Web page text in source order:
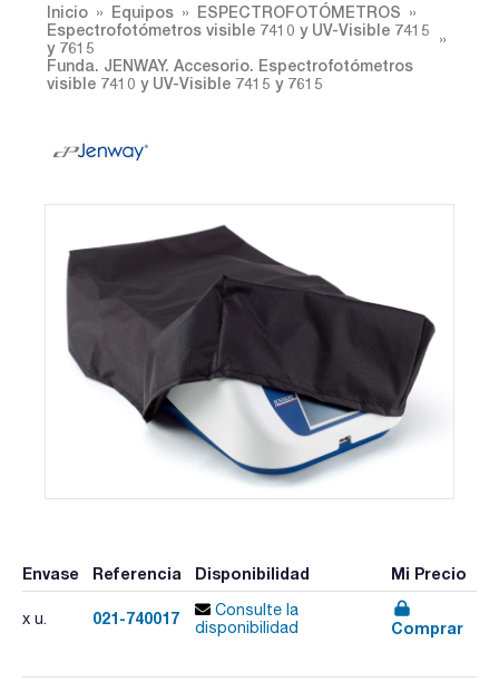
Inicio Equipos
ESPECTROFOTÓMETROS
Espectrofotómetros visible 7410 y UV-Visible 7415
y 7615
Funda. JENWAY. Accesorio. Espectrofotómetros
visible 7410 y UV-Visible 7415 y 7615
Envase Referencia Disponibilidad Mi Precio
x u. 021-740017
Consulte la
disponibilidad
Comprar